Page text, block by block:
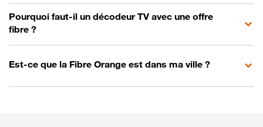
Pourquoi faut-il un décodeur TV avec une offre
fibre ?
Est-ce que la Fibre Orange est dans ma ville ?